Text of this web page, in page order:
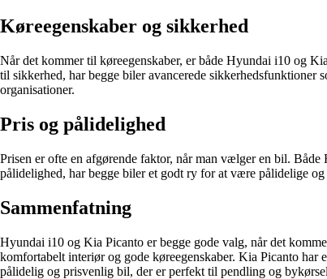
Køreegenskaber og sikkerhed
Når det kommer til køreegenskaber, er både Hyundai i10 og
til sikkerhed, har begge biler avancerede sikkerhedsfunktioner
organisationer.
Pris og pålidelighed
Prisen er ofte en afgørende faktor, når man vælger en bil.
pålidelighed, har begge biler et godt ry for at være pålidelige og
Sammenfatning
Hyundai i10 og Kia Picanto er begge gode valg, når det
komfortabelt interiør og gode køreegenskaber. Kia Picanto
pålidelig og prisvenlig bil, der er perfekt til pendling og